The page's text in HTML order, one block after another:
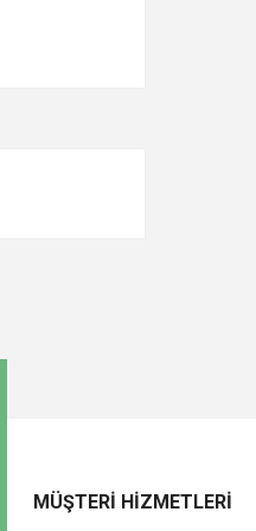
MÜŞTERI HIZMETLERI